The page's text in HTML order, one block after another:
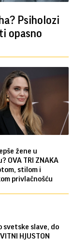
Psiholozi
opasno
žene u
OVA TRI ZNAKA
stilom i
privlačnošću
svetske slave, do
HJUSTON